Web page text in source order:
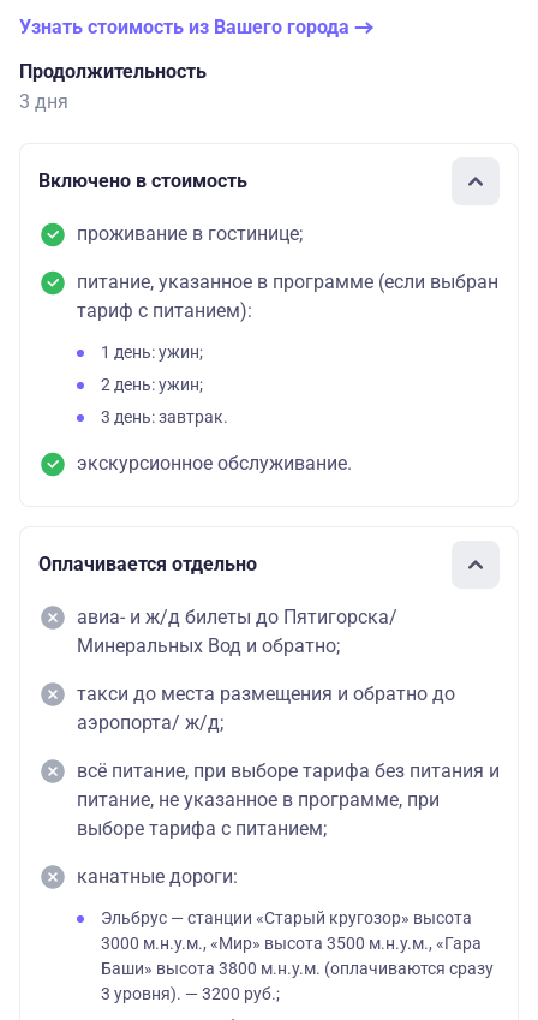
Узнать стоимость из Вашего города
Продолжительность
3 дня
Включено в стоимость
проживание в гостинице;
питание, указанное в программе (если выбран
тариф с питанием):
1 день: ужин;
2 день: ужин;
3 день: завтрак.
экскурсионное обслуживание.
Оплачивается отдельно
авиа- и ж/д билеты до Пятигорска/
Минеральных Вод и обратно;
такси до места размещения и обратно до
аэропорта/ ж/д;
всё питание, при выборе тарифа без питания и
питание, не указанное в программе, при
выборе тарифа с питанием;
канатные дороги:
Эльбрус — станции «Старый кругозор» высота
3000 м.н.у.м., «Мир» высота 3500 м.н.у.м., «Гара
Баши» высота 3800 м.н.у.м. (оплачиваются сразу
3 уровня). — 3200 руб.;